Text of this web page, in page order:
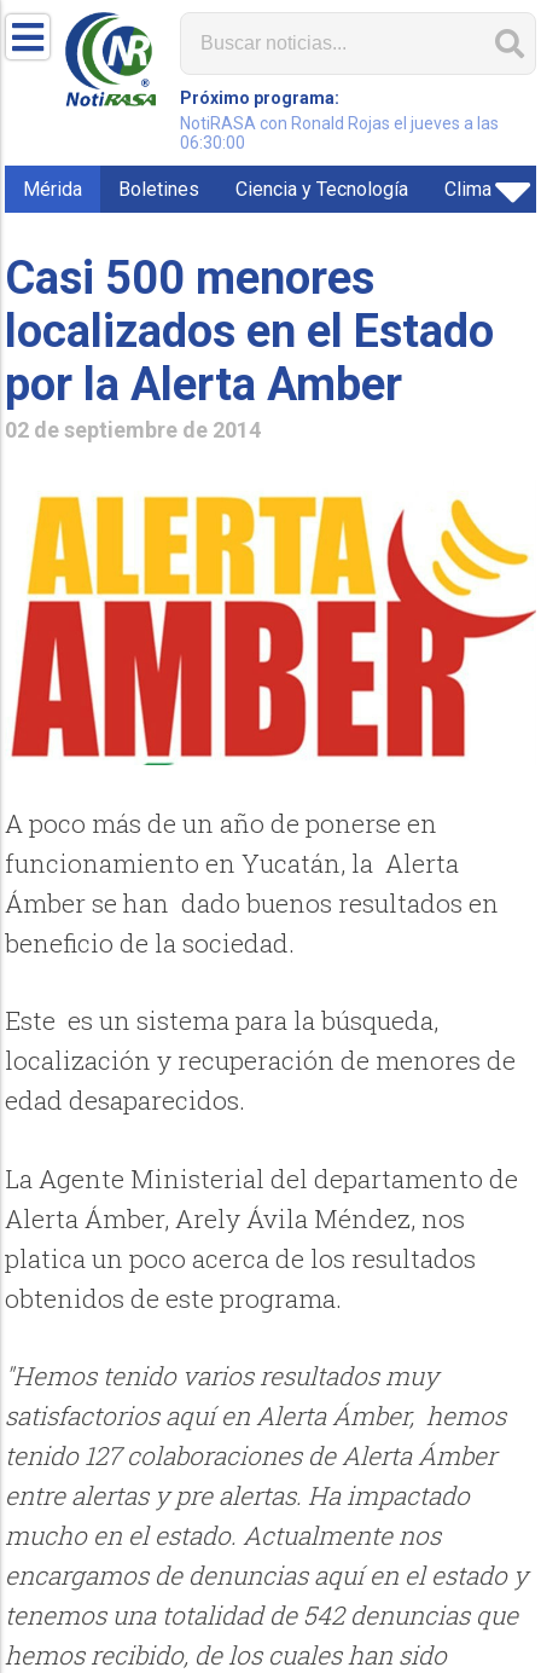
Próximo programa:
NotiRASA con Ronald Rojas el jueves a las
06:30:00
Mérida Boletines Ciencia y Tecnología Clima
Casi 500 menores
localizados en el Estado
por la Alerta Amber
02 de septiembre de 2014
A poco más de un año de ponerse en
funcionamiento en Yucatán, la Alerta
Ámber se han dado buenos resultados en
beneficio de la sociedad.
Este es un sistema para la búsqueda,
localización y recuperación de menores de
edad desaparecidos.
La Agente Ministerial del departamento de
Alerta Ámber, Arely Ávila Méndez, nos
platica un poco acerca de los resultados
obtenidos de este programa.
"Hemos tenido varios resultados muy
satisfactorios aquí en Alerta Ámber, hemos
tenido 127 colaboraciones de Alerta Ámber
entre alertas y pre alertas. Ha impactado
mucho en el estado. Actualmente nos
encargamos de denuncias aquí en el estado y
tenemos una totalidad de 542 denuncias que
hemos recibido, de los cuales han sido